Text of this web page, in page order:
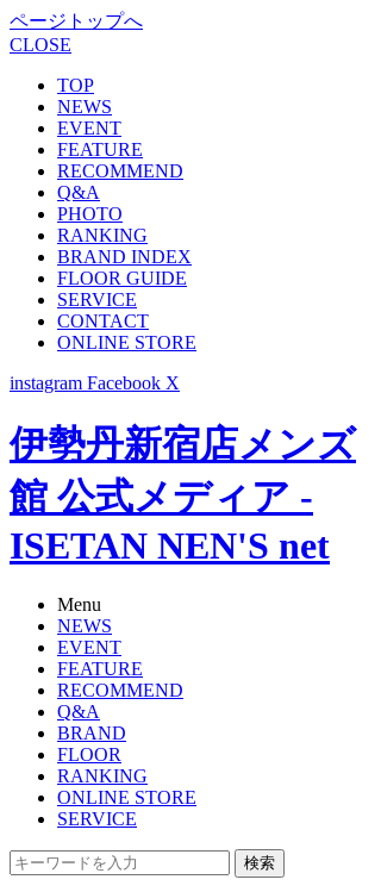
ページトップへ
CLOSE
TOP
NEWS
EVENT
FEATURE
RECOMMEND
Q&A
PHOTO
RANKING
BRAND INDEX
FLOOR GUIDE
SERVICE
CONTACT
ONLINE STORE
instagram Facebook X
伊勢丹新宿店メンズ
館 公式メディア -
ISETAN NEN'S net
Menu
NEWS
EVENT
FEATURE
RECOMMEND
Q&A
BRAND
FLOOR
RANKING
ONLINE STORE
SERVICE
検索